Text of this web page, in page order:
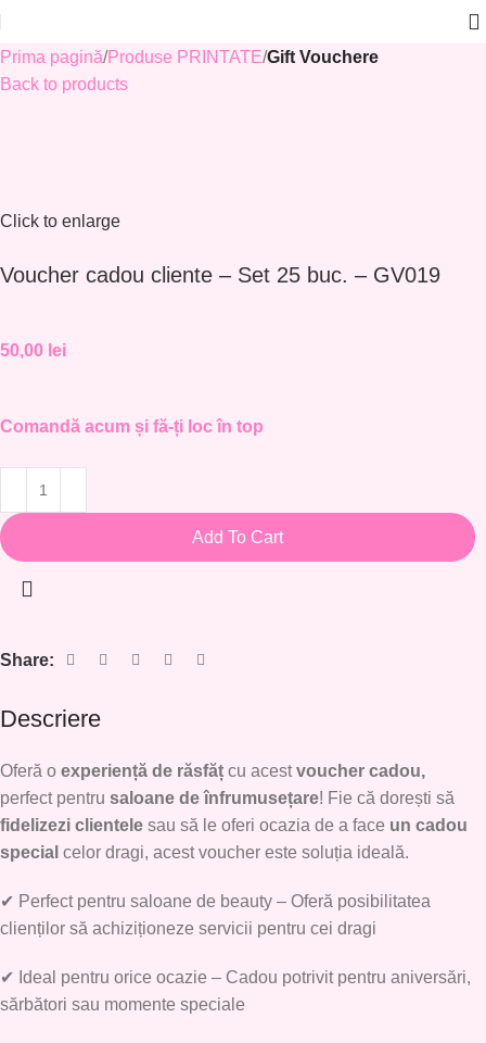
Prima pagină Produse PRINTATE Gift Vouchere
Back to products
Click to enlarge
Voucher cadou cliente – Set 25 buc. – GV019
50,00 lei
Comandă acum și fă-ți loc în top
Add To Cart
Share:
Descriere
Oferă o experiență de răsfăț cu acestvoucher cadou,
perfect pentru saloane de înfrumusețare! Fie că dorești să
fidelizezi clientele sau să le oferi ocazia de a face un cadou
special celor dragi, acest voucher este soluția ideală.
✔ Perfect pentru saloane de beauty – Oferă posibilitatea
clienților să achiziționeze servicii pentru cei dragi
✔ Ideal pentru orice ocazie – Cadou potrivit pentru aniversări,
sărbători sau momente speciale